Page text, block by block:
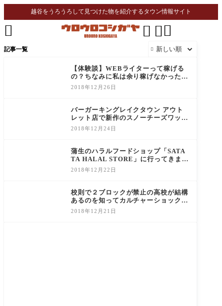
越谷をうろうろして見つけた物を紹介するタウン情報サイト
 

記事一覧 
【体験談】WEBライターって稼げる
の？ちなみに私は余り稼げなかった
よ！
2018年12月26日
バーガーキングレイクタウン アウト
レット店で新作のスノーチーズワッパ
ーを食べて来ました！
2018年12月24日
蒲生のハラルフードショップ「SATA
TA HALAL STORE」に行ってきまし
た！
2018年12月22日
校則で２ブロックが禁止の高校が結構
あるのを知ってカルチャーショックを
受けた
2018年12月21日